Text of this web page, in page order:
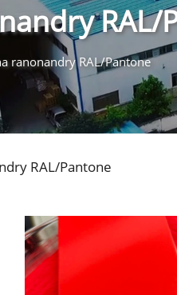
RAL/
ranonandry RAL/Pantone
RAL/Pantone